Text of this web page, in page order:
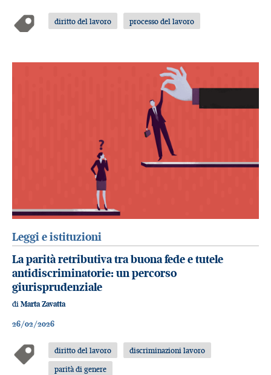
diritto del lavoro processo del lavoro
Leggi e istituzioni
La parità retributiva tra buona fede e tutele
antidiscriminatorie: un percorso
giurisprudenziale
di Marta Zavatta
26/02/2026
diritto del lavoro
discriminazioni lavoro
parità di genere